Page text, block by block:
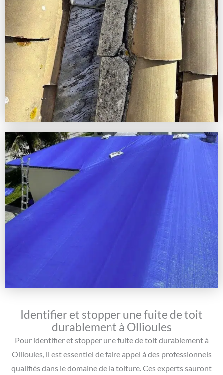
Identifier et stopper une fuite de toit
durablement à Ollioules
Pour identifier et stopper une fuite de toit durablement à
Ollioules, il est essentiel de faire appel à des professionnels
qualifiés dans le domaine de la toiture. Ces experts sauront